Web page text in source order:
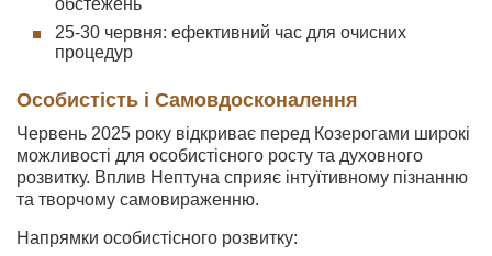
обстежень
25-30 червня: ефективний час для очисних
процедур
Особистість і Самовдосконалення
Червень 2025 року відкриває перед Козерогами широкі
можливості для особистісного росту та духовного
розвитку. Вплив Нептуна сприяє інтуїтивному пізнанню
та творчому самовираженню.
Напрямки особистісного розвитку: